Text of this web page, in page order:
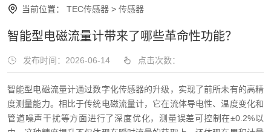
当前位置： TEC传感器 > 传感器
智能型电磁流量计带来了哪些革命性功能？
发布时间：2026-06-14 点击次数：
智能型电磁流量计通过数字化传感器的升级，实现了前所未有的高精
度测量能力。相比于传统电磁流量计，它在流体导电性、温度变化和
管道噪声干扰等方面进行了深度优化，测量误差可控制在±0.2%以